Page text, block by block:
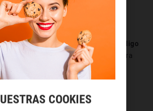
de teléfono
número de teléfono, recibirás un
código
este código en la aplicación para
es tuyo
estos pasos todo estará
. Podrás acceder a todas sus
COOKIES